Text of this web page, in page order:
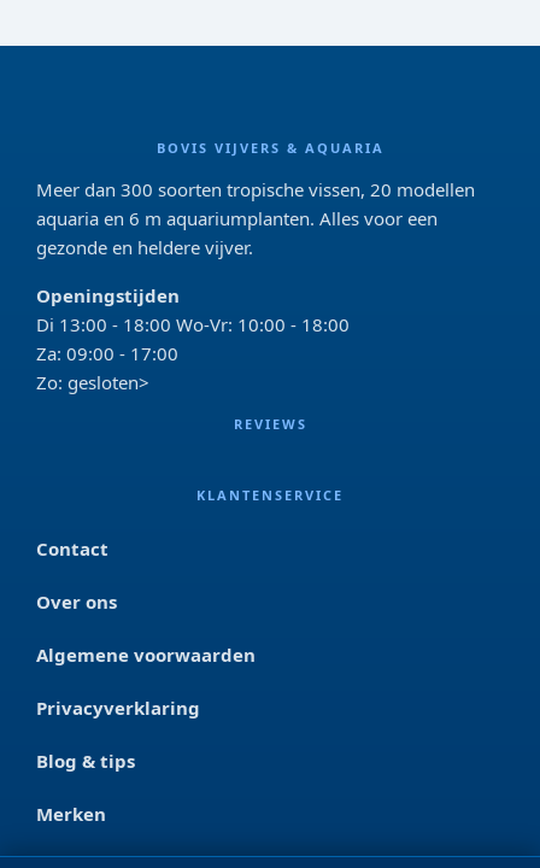
BOVIS VIJVERS & AQUARIA
Meer dan 300 soorten tropische vissen, 20 modellen
aquaria en 6 m aquariumplanten. Alles voor een
gezonde en heldere vijver.
Openingstijden
Di 13:00 - 18:00 Wo-Vr: 10:00 - 18:00
Za: 09:00 - 17:00
Zo: gesloten>
REVIEWS
KLANTENSERVICE
Contact
Over ons
Algemene voorwaarden
Privacyverklaring
Blog & tips
Merken